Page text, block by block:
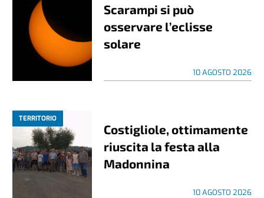
Scarampi si può
osservare l’eclisse
solare
10 AGOSTO 2026
TERRITORIO
Costigliole, ottimamente
riuscita la festa alla
Madonnina
10 AGOSTO 2026